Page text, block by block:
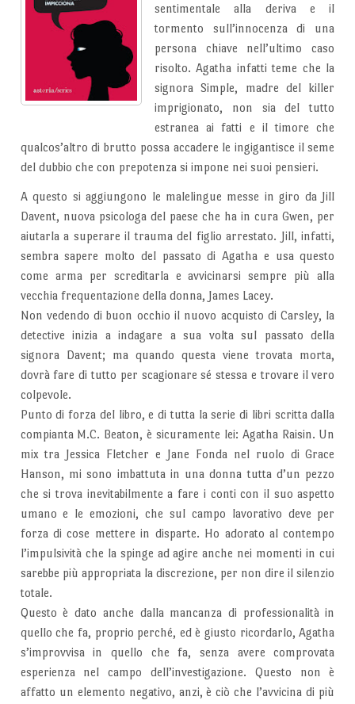
sentimentale alla deriva e il
tormento sull’innocenza di una
persona chiave nell’ultimo caso
risolto. Agatha infatti teme che la
signora Simple, madre del killer
imprigionato, non sia del tutto
estranea ai fatti e il timore che
qualcos’altro di brutto possa accadere le ingigantisce il seme
del dubbio che con prepotenza si impone nei suoi pensieri.
A questo si aggiungono le malelingue messe in giro da Jill
Davent, nuova psicologa del paese che ha in cura Gwen, per
aiutarla a superare il trauma del figlio arrestato. Jill, infatti,
sembra sapere molto del passato di Agatha e usa questo
come arma per screditarla e avvicinarsi sempre più alla
vecchia frequentazione della donna, James Lacey.
Non vedendo di buon occhio il nuovo acquisto di Carsley, la
detective inizia a indagare a sua volta sul passato della
signora Davent; ma quando questa viene trovata morta,
dovrà fare di tutto per scagionare sé stessa e trovare il vero
colpevole.
Punto di forza del libro, e di tutta la serie di libri scritta dalla
compianta M.C. Beaton, è sicuramente lei: Agatha Raisin. Un
mix tra Jessica Fletcher e Jane Fonda nel ruolo di Grace
Hanson, mi sono imbattuta in una donna tutta d’un pezzo
che si trova inevitabilmente a fare i conti con il suo aspetto
umano e le emozioni, che sul campo lavorativo deve per
forza di cose mettere in disparte. Ho adorato al contempo
l’impulsività che la spinge ad agire anche nei momenti in cui
sarebbe più appropriata la discrezione, per non dire il silenzio
totale.
Questo è dato anche dalla mancanza di professionalità in
quello che fa, proprio perché, ed è giusto ricordarlo, Agatha
s’improvvisa in quello che fa, senza avere comprovata
esperienza nel campo dell’investigazione. Questo non è
affatto un elemento negativo, anzi, è ciò che l’avvicina di più